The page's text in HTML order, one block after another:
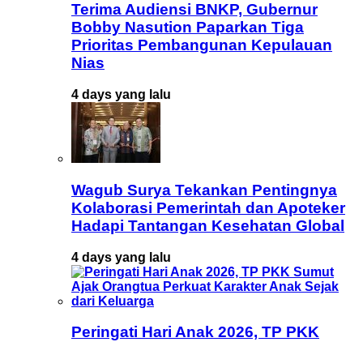
Terima Audiensi BNKP, Gubernur
Bobby Nasution Paparkan Tiga
Prioritas Pembangunan Kepulauan
Nias
4 days yang lalu
Wagub Surya Tekankan Pentingnya
Kolaborasi Pemerintah dan Apoteker
Hadapi Tantangan Kesehatan Global
4 days yang lalu
Peringati Hari Anak 2026, TP PKK